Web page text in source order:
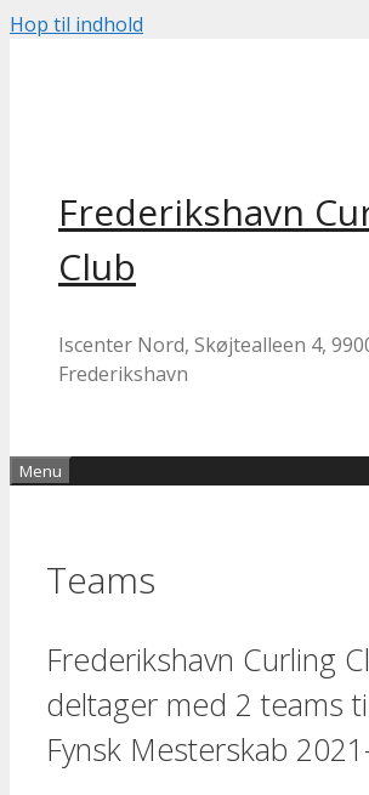
Hop til indhold
Frederikshavn
Club
Iscenter Nord, Skøjtealleen 4,
Frederikshavn
Menu
Teams
Frederikshavn Curling
deltager med 2 teams
Fynsk Mesterskab